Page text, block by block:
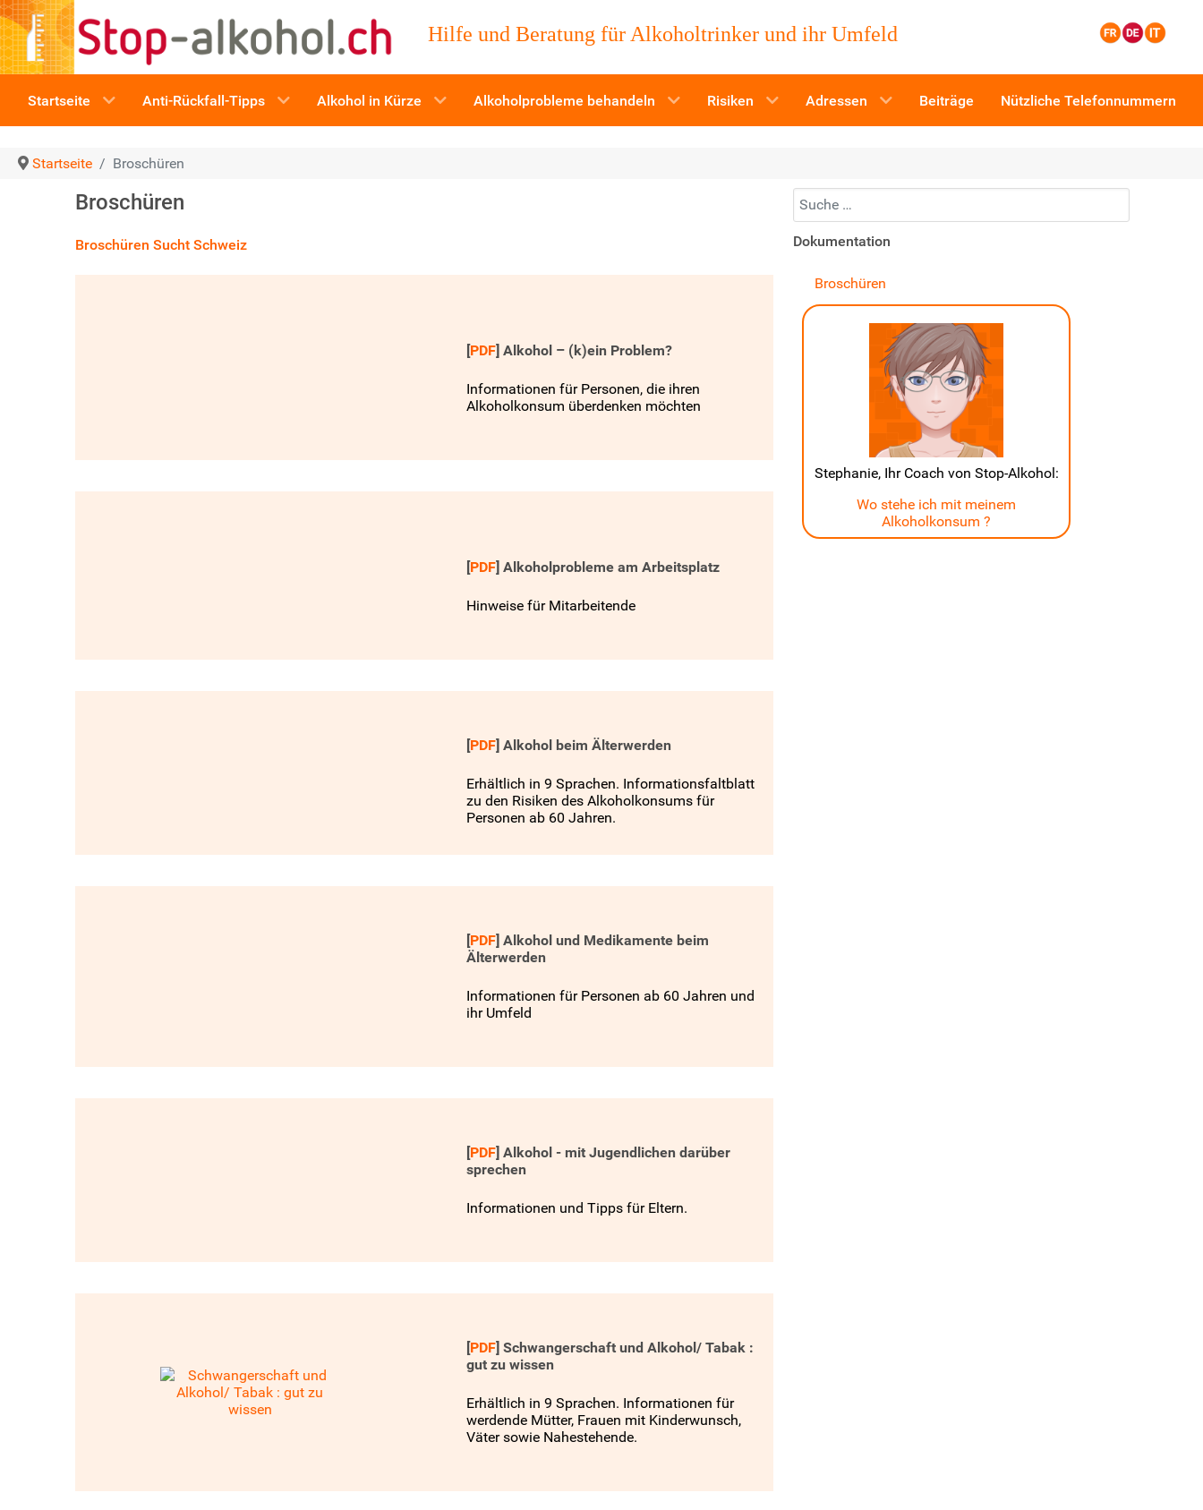
Hilfe und Beratung für Alkoholtrinker und ihr Umfeld
Startseite Anti-Rückfall-Tipps Alkohol in Kürze Alkoholprobleme behandeln Risiken Adressen Beiträge Nützliche Telefonnummern
Startseite Broschüren
Broschüren
Broschüren Sucht Schweiz
[PDF] Alkohol – (k)ein Problem?
Informationen für Personen, die ihren
Alkoholkonsum überdenken möchten
[PDF] Alkoholprobleme am Arbeitsplatz
Hinweise für Mitarbeitende
[PDF] Alkohol beim Älterwerden
Erhältlich in 9 Sprachen. Informationsfaltblatt
zu den Risiken des Alkoholkonsums für
Personen ab 60 Jahren.
[PDF] Alkohol und Medikamente beim
Älterwerden
Informationen für Personen ab 60 Jahren und
ihr Umfeld
[PDF] Alkohol - mit Jugendlichen darüber
sprechen
Informationen und Tipps für Eltern.
[PDF] Schwangerschaft und Alkohol/ Tabak :
gut zu wissen
Erhältlich in 9 Sprachen. Informationen für
werdende Mütter, Frauen mit Kinderwunsch,
Väter sowie Nahestehende.
Suchen...
Dokumentation
Broschüren
Stephanie, Ihr Coach von Stop-Alkohol:
Wo stehe ich mit meinem
Alkoholkonsum ?